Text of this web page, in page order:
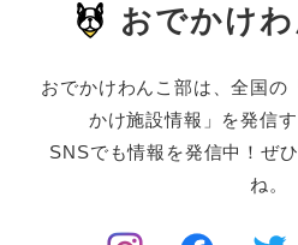
おでかけ
おでかけわんこ部は、全国の
かけ施設情報」を発信
SNSでも情報を発信中！ぜ
ね。